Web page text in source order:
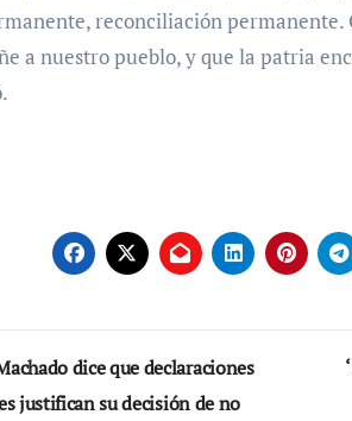
reconciliación permanente.
a nuestro pueblo, y que la patria
dice que declaraciones
justifican su decisión de no